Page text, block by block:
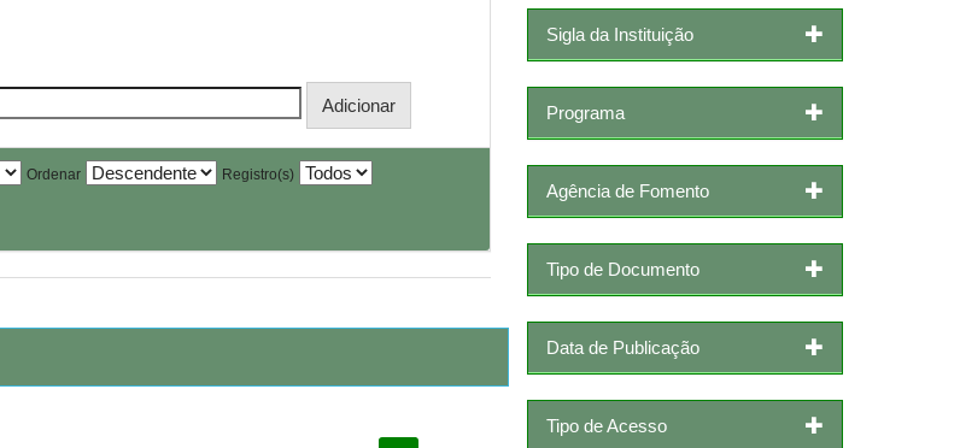
Ordenar Registro(s)
Sigla da Instituição
Programa
Agência de Fomento
Tipo de Documento
Data de Publicação
Tipo de Acesso